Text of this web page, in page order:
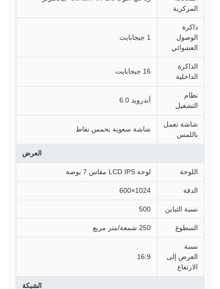
المركزية
ذاكرة
الوصول
العشوائي
1 جيجابايت
الذاكرة
الداخلية
16 جيجابايت
نظام
التشغيل
أندرويد 6.0
شاشة تعمل
باللمس
شاشة سعوية بخمس نقاط
العرض
اللوحة لوحة LCD IPS مقاس 7 بوصة
الدقة 1024×600
نسبة التباين 500
السطوع 250 شمعة/متر مربع
نسبة
العرض إلى
الارتفاع
16:9
الشبكة